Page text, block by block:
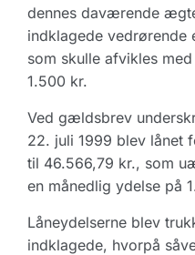
dennes daværende
indklagede vedrørende
som skulle afvikles
1.500 kr.
Ved gældsbrev
22. juli 1999 blev lånet
til 46.566,79 kr., som
en månedlig ydelse på
Låneydelserne blev
indklagede, hvorpå